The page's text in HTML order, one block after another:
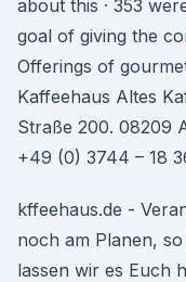
about this · 353
goal of giving the
Offerings of
Kaffeehaus Altes
Straße 200. 08209
+49 (0) 3744 – 18
kffeehaus.de -
noch am Planen,
lassen wir es Euch